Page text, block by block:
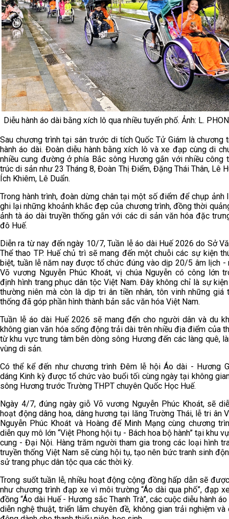
Diễu hành áo dài bằng xích lô qua nhiều tuyến phố. Ảnh: L.
Sau chương trình tại sân trước di tích Quốc Tử Giám là chương
hành áo dài. Đoàn diễu hành bằng xích lô và xe đạp cùng di
nhiều cung đường ở phía Bắc sông Hương gắn với nhiều công
trúc di sản như 23 Tháng 8, Đoàn Thị Điểm, Đặng Thái Thân, Lê
Ích Khiêm, Lê Duẩn.
Trong hành trình, đoàn dừng chân tại một số điểm để chụp ảnh
ghi lại những khoảnh khắc đẹp của chương trình, đồng thời
ảnh tà áo dài truyền thống gắn với các di sản văn hóa đặc
đô Huế.
Diễn ra từ nay đến ngày 10/7, Tuần lễ áo dài Huế 2026 do Sở
Thể thao TP. Huế chủ trì sẽ mang đến một chuỗi các sự kiện
biệt, tuần lễ năm nay được tổ chức đúng vào dịp 20/5 âm lịch -
Võ vương Nguyễn Phúc Khoát, vị chúa Nguyễn có công lớn
định hình trang phục dân tộc Việt Nam. Đây không chỉ là sự
thường niên mà còn là dịp tri ân tiền nhân, tôn vinh những giá
thống đã góp phần hình thành bản sắc văn hóa Việt Nam.
Tuần lễ áo dài Huế 2026 sẽ mang đến cho người dân và du
không gian văn hóa sống động trải dài trên nhiều địa điểm của
từ khu vực trung tâm bên dòng sông Hương đến các làng quê,
vùng di sản.
Có thể kể đến như chương trình Đêm lễ hội Áo dài - Hương
dáng Kinh kỳ được tổ chức vào buổi tối cùng ngày tại không
sông Hương trước Trường THPT chuyên Quốc Học Huế.
Ngày 4/7, đúng ngày giỗ Võ vương Nguyễn Phúc Khoát, sẽ
hoạt động dâng hoa, dâng hương tại lăng Trường Thái, lễ tri ân
Nguyễn Phúc Khoát và Hoàng đế Minh Mạng cùng chương
diễn quy mô lớn “Việt Phong hội tụ - Bách hoa bộ hành” tại khu
cung - Đại Nội. Hàng trăm người tham gia trong các loại hình
truyền thống Việt Nam sẽ cùng hội tụ, tạo nên bức tranh sinh
sử trang phục dân tộc qua các thời kỳ.
Trong suốt tuần lễ, nhiều hoạt động cộng đồng hấp dẫn sẽ
như chương trình đạp xe vì môi trường “Áo dài qua phố”, đạp
đồng “Áo dài Huế - Hương sắc Thanh Trà”, các cuộc diễu hành
diễn nghệ thuật, triển lãm chuyên đề, không gian trải nghiệm và